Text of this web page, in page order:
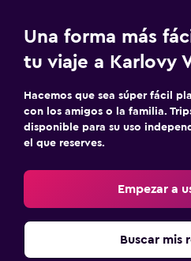
extra)
Ascensor
Ascensor disponible
Plantas superiores accesibles
TV de pantalla plana
Una forma más
tu viaje a Karlovy
Hacemos que sea súper fácil
con los amigos o la familia.
disponible para su uso
el que reserves.
Empezar a
Buscar mis